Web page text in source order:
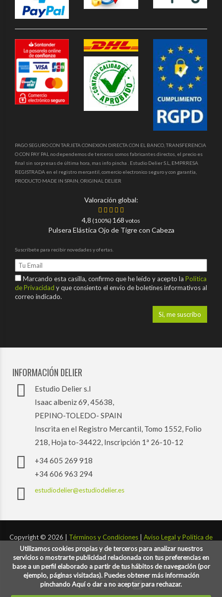
Utilizamos cookies propias y de terceros para analizar nuestros
servicios o mostrarte publicidad relacionada con tus preferencias en
base a un perfil elaborado a partir de tus hábitos de navegación (por
ejemplo, páginas visitadas). Puedes obtener más información
pinchando Aquí o dar a no aceptar para rechazar.
PAGO SEGURO CON TARJETA CONEXION DIRECTA CON EL BANCO, TRANSFERENCIA
O CON PAY PAL no dependemos de terceros somos fabricantes directos, el precio es
final sin sorpresas de última hora, mas info pincha . Estudio Delier S.L, EMPRRESA
REGISTRADA en el registro mercantil, comercio electronico seguro y con garantia,
PRODUCTO MADE IN SPAIN, ORIGINAL DELIER
Valoración global:
4,8 (100%) 168 votos
Pulsera Elástica Ojo de Tigre con Cabeza
Suscríbete para recibir novedades y ofertas.
Marcando esta casilla, confirmo que he leído y acepto la Política
de Privacidad y que consiento el envío de boletines informativos al
correo indicado.
INFORMACIÓN DELIER
Estudio Delier s.l
Isaac albeniz 69, 45638,
PEPINO-TOLEDO- SPAIN
Inscrita en el Registro Mercantil, Tomo 1552, Folio
218, Hoja to-34422, Inscripción 1ª 26-10-12
+34 605 269 918
+34 606 963 294
estudiodelier@estudiodelier.es
Copyright © 2026 | Términos y Condiciones
Aviso Legal y Política de
Privacidad y Cookies
Desarrollado por:codigoconsentido.com